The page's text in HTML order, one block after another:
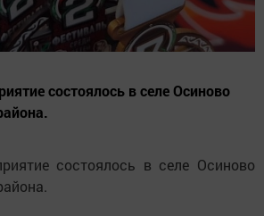
состоялось в селе Осиново
состоялось в селе Осиново